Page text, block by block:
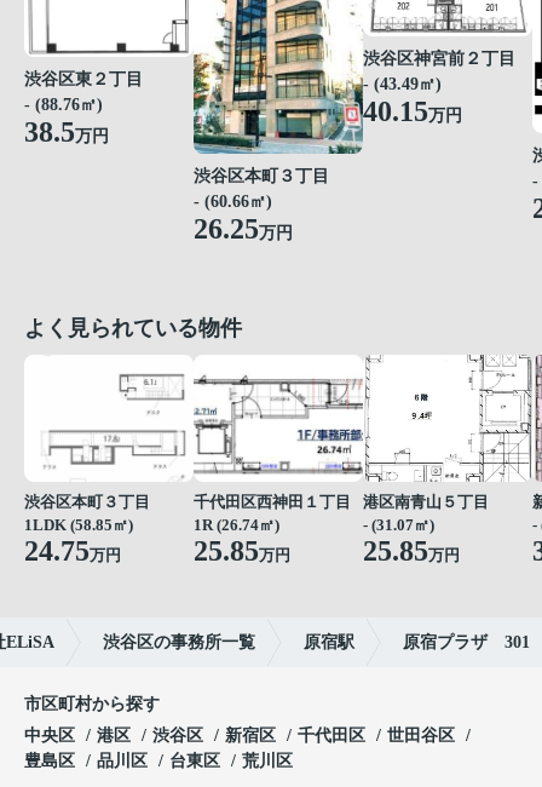
渋谷区東２丁目
- (88.76㎡)
38.5万円
渋谷区本町３丁目
- (60.66㎡)
26.25万円
渋谷区神宮前２丁目
- (43.49㎡)
40.15万円
-
よく見られている物件
渋谷区本町３丁目
1LDK (58.85㎡)
24.75万円
千代田区西神田１丁目
1R (26.74㎡)
25.85万円
港区南青山５丁目
- (31.07㎡)
25.85万円
-
ELiSA 渋谷区の事務所一覧 原宿駅 原宿プラザ 301
市区町村から探す
中央区
港区 渋谷区 新宿区 千代田区
世田谷区
豊島区
品川区 台東区 荒川区